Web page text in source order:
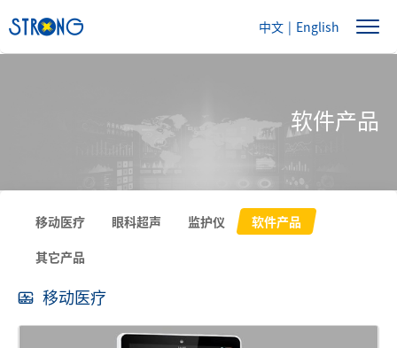
中文 | English
软件产品
移动医疗 眼科超声 监护仪
软件产品
其它产品
 移动医疗